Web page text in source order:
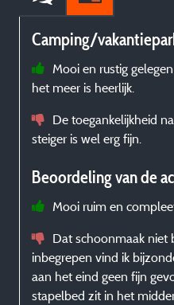
Camping/
Mooi en rustig
het meer is heerlijk.
De toegankelijkheid
steiger is wel erg fijn.
Beoordeling van de
Mooi ruim en
Dat schoonmaak niet
inbegrepen vind ik
aan het eind geen fijn
stapelbed zit in het